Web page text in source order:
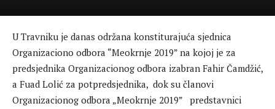
U Travniku je danas održana konstiturajuća sjednica
Organizaciono odbora “Meokrnje 2019” na kojoj je za
predsjednika Organizacionog odbora izabran Fahir Čamdžić,
a Fuad Lolić za potpredsjednika, dok su članovi
Organizacionog odbora „Meokrnje 2019” predstavnici